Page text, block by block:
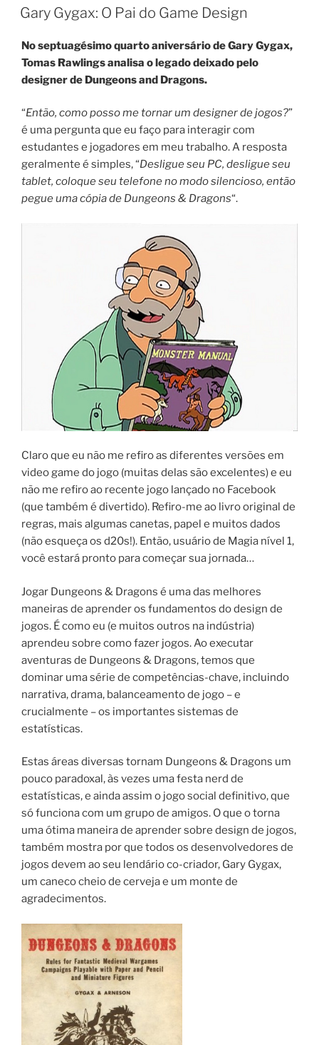
EM
Gary Gygax: O Pai do Game Design
No septuagésimo quarto aniversário de Gary Gygax,
Tomas Rawlings analisa o legado deixado pelo
designer de Dungeons and Dragons.
“Então, como posso me tornar um designer de jogos?”
é uma pergunta que eu faço para interagir com
estudantes e jogadores em meu trabalho. A resposta
geralmente é simples, “Desligue seu PC, desligue seu
tablet, coloque seu telefone no modo silencioso, então
pegue uma cópia de Dungeons & Dragons“.
Claro que eu não me refiro as diferentes versões em
video game do jogo (muitas delas são excelentes) e eu
não me refiro ao recente jogo lançado no Facebook
(que também é divertido). Refiro-me ao livro original de
regras, mais algumas canetas, papel e muitos dados
(não esqueça os d20s!). Então, usuário de Magia nível 1,
você estará pronto para começar sua jornada…
Jogar Dungeons & Dragons é uma das melhores
maneiras de aprender os fundamentos do design de
jogos. É como eu (e muitos outros na indústria)
aprendeu sobre como fazer jogos. Ao executar
aventuras de Dungeons & Dragons, temos que
dominar uma série de competências-chave, incluindo
narrativa, drama, balanceamento de jogo – e
crucialmente – os importantes sistemas de
estatísticas.
Estas áreas diversas tornam Dungeons & Dragons um
pouco paradoxal, às vezes uma festa nerd de
estatísticas, e ainda assim o jogo social definitivo, que
só funciona com um grupo de amigos. O que o torna
uma ótima maneira de aprender sobre design de jogos,
também mostra por que todos os desenvolvedores de
jogos devem ao seu lendário co-criador, Gary Gygax,
um caneco cheio de cerveja e um monte de
agradecimentos.